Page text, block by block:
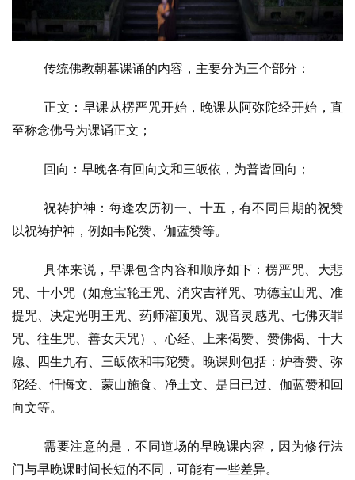
传统佛教朝暮课诵的内容，主要分为三个部分：
正文：早课从楞严咒开始，晚课从阿弥陀经开始，直
至称念佛号为课诵正文；
回向：早晚各有回向文和三皈依，为普皆回向；
祝祷护神：每逢农历初一、十五，有不同日期的祝赞
以祝祷护神，例如韦陀赞、伽蓝赞等。
具体来说，早课包含内容和顺序如下：楞严咒、大悲
咒、十小咒（如意宝轮王咒、消灾吉祥咒、功德宝山咒、准
提咒、决定光明王咒、药师灌顶咒、观音灵感咒、七佛灭罪
咒、往生咒、善女天咒）、心经、上来偈赞、赞佛偈、十大
愿、四生九有、三皈依和韦陀赞。晚课则包括：炉香赞、弥
陀经、忏悔文、蒙山施食、净土文、是日已过、伽蓝赞和回
向文等。
需要注意的是，不同道场的早晚课内容，因为修行法
门与早晚课时间长短的不同，可能有一些差异。